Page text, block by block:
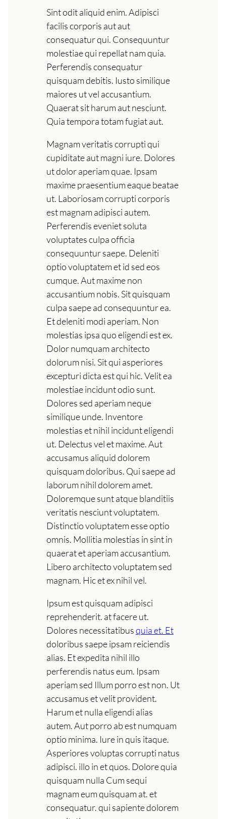
Sint odit aliquid enim. Adipisci
facilis corporis aut aut
consequatur qui. Consequuntur
molestiae qui repellat nam quia.
Perferendis consequatur
quisquam debitis. Iusto similique
maiores ut vel accusantium.
Quaerat sit harum aut nesciunt.
Quia tempora totam fugiat aut.
Magnam veritatis corrupti qui
cupiditate aut magni iure. Dolores
ut dolor aperiam quae. Ipsam
maxime praesentium eaque beatae
ut. Laboriosam corrupti corporis
est magnam adipisci autem.
Perferendis eveniet soluta
voluptates culpa officia
consequuntur saepe. Deleniti
optio voluptatem et id sed eos
cumque. Aut maxime non
accusantium nobis. Sit quisquam
culpa saepe ad consequuntur ea.
Et deleniti modi aperiam. Non
molestias ipsa quo eligendi est ex.
Dolor numquam architecto
dolorum nisi. Sit qui asperiores
excepturi dicta est qui hic. Velit ea
molestiae incidunt odio sunt.
Dolores sed aperiam neque
similique unde. Inventore
molestias et nihil incidunt eligendi
ut. Delectus vel et maxime. Aut
accusamus aliquid dolorem
quisquam doloribus. Qui saepe ad
laborum nihil dolorem amet.
Doloremque sunt atque blanditiis
veritatis nesciunt voluptatem.
Distinctio voluptatem esse optio
omnis. Mollitia molestias in sint in
quaerat et aperiam accusantium.
Libero architecto voluptatem sed
magnam. Hic et ex nihil vel.
Ipsum est quisquam adipisci
reprehenderit. at facere ut.
Dolores necessitatibusquia et. Et
doloribus saepe ipsam reiciendis
alias. Et expedita nihil illo
perferendis natus eum. Ipsam
aperiam sed Illum porro est non. Ut
accusamus et velit provident.
Harum et nulla eligendi alias
autem. Aut porro ab est numquam
optio minima. Iure in quis itaque.
Asperiores voluptas corrupti natus
adipisci. illo in et quos. Dolore quia
quisquam nulla Cum sequi
magnam eum quisquam at. et
consequatur. qui sapiente dolorem